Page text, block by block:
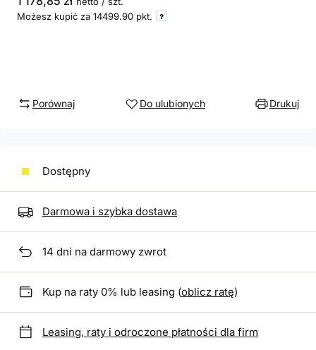
Możesz kupić za 14499.90 pkt.
Porównaj Do ulubionych Drukuj
Dostępny
Darmowa i szybka dostawa
14 dni na darmowy zwrot
Kup na raty 0% lub leasing (oblicz ratę)
Leasing, raty i odroczone płatności dla firm